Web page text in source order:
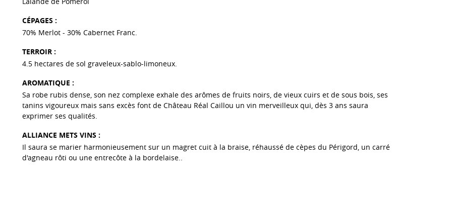
CÉPAGES :
70% Merlot - 30% Cabernet Franc.
TERROIR :
4.5 hectares de sol graveleux-sablo-limoneux.
AROMATIQUE :
Sa robe rubis dense, son nez complexe exhale des arômes de fruits noirs, de vieux cuirs et de sous bois, ses
tanins vigoureux mais sans excès font de Château Réal Caillou un vin merveilleux qui, dès 3 ans saura
exprimer ses qualités.
ALLIANCE METS VINS :
Il saura se marier harmonieusement sur un magret cuit à la braise, réhaussé de cèpes du Périgord, un carré
d'agneau rôti ou une entrecôte à la bordelaise..